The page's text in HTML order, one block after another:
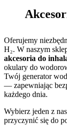
Oferujemy
H₂. W naszym
akcesoria do
okulary do
Twój generator
— zapewniając
każdego dnia.
Wybierz jeden z
przyczynić się do